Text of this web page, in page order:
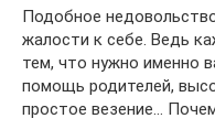
Подобное
жалости к себе. Ведь
тем, что нужно именно
помощь родителей,
простое везение…